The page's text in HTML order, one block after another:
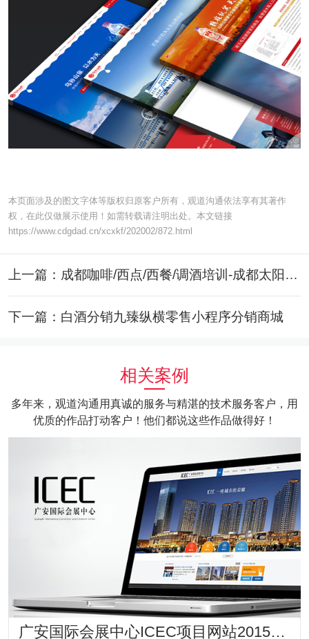
本页面涉及的图文字体等版权归原客户所有，观道沟通依法享有其著作
权，在此仅做展示使用！如需转载请注明出处。本文链接
https://www.cdgdad.cn/xcxkf/202002/872.html
上一篇：成都咖啡/西点/西餐/调酒培训-成都太阳鸟培训学校2015版网站设计建设
下一篇：白酒分销九臻纵横零售小程序分销商城
相关案例
多年来，观道沟通用真诚的服务与精湛的技术服务客户，用
优质的作品打动客户！他们都说这些作品做得好！
广安国际会展中心ICEC项目网站2015年版